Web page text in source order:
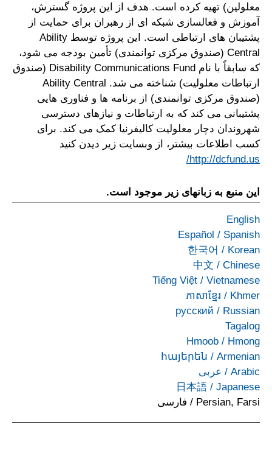
معلولین) تهیه کرده است. هدف از این پروژه گسترش،
آموزش و فعالسازی شبکه ای از رهبران برای حمایت از
پشتیبان های ارتباطی است. این پروژه توسط Ability
Central (صندوق مرکزی توانمندی) تأمین بودجه می شود،
که سابقاً با نام Disability Communications Fund (صندوق
ارتباطات معلولیت) شناخته می شد. Ability Central
(صندوق مرکزی توانمندی) از برنامه ها و فناوری هایی
پشتیبانی می کند که به ارتباطات و نیازهای دسترسی
شهروندان دچار معلولیت کالیفرنیا کمک می کند. برای
کسب اطلاعات بیشتر، از وبسایت زیر دیدن کنید
http://dcfund.us/
این منبع به زبانهای زیر موجود است.
English
Spanish
/
Español
Korean
/
한국어
Chinese
/
中文
Vietnamese
/
Tiếng Việt
Khmer
/
ភាសាខ្មែរ
Russian
/
русский
Tagalog
Hmong
/
Hmoob
Armenian
/
հայերեն
Arabic
/ عربى
Japanese
/
日本語
Persian, Farsi
/ فارسی